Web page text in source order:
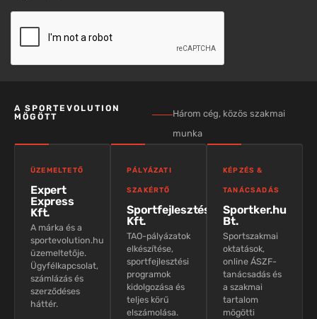
A SPORTEVOLUTION
MÖGÖTT
Három cég, közös szakmai
munka
ÜZEMELTETŐ
Expert
Express
Kft.
A márka és a
sportevolution.hu
üzemeltetője.
Ügyfélkapcsolat,
számlázás és
szerződéses
háttér.
PÁLYÁZATI
SZAKÉRTŐ
Sportfejlesztés
Kft.
TAO-pályázatok
elkészítése,
sportfejlesztési
programok
kidolgozása és
teljes körű
elszámolása.
KÉPZÉS &
TANÁCSADÁS
Sportker.hu
Bt.
Sportszakmai
oktatások,
online ÁSZF-
tanácsadás és
a szakmai
tartalom
mögötti